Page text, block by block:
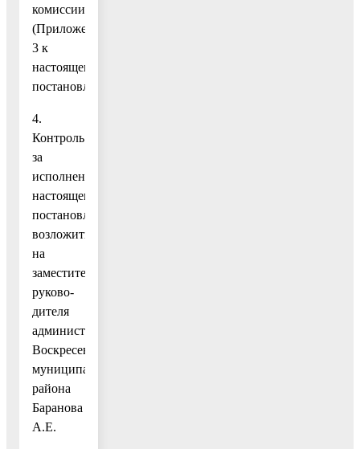
комиссии.
(Приложение
3 к
настоящему
постановлению).
4.
Контроль
за
исполнением
настоящего
постановления
возложить
на
заместителя
руково-
дителя
администрации
Воскресенского
муниципального
района
Баранова
А.Е.